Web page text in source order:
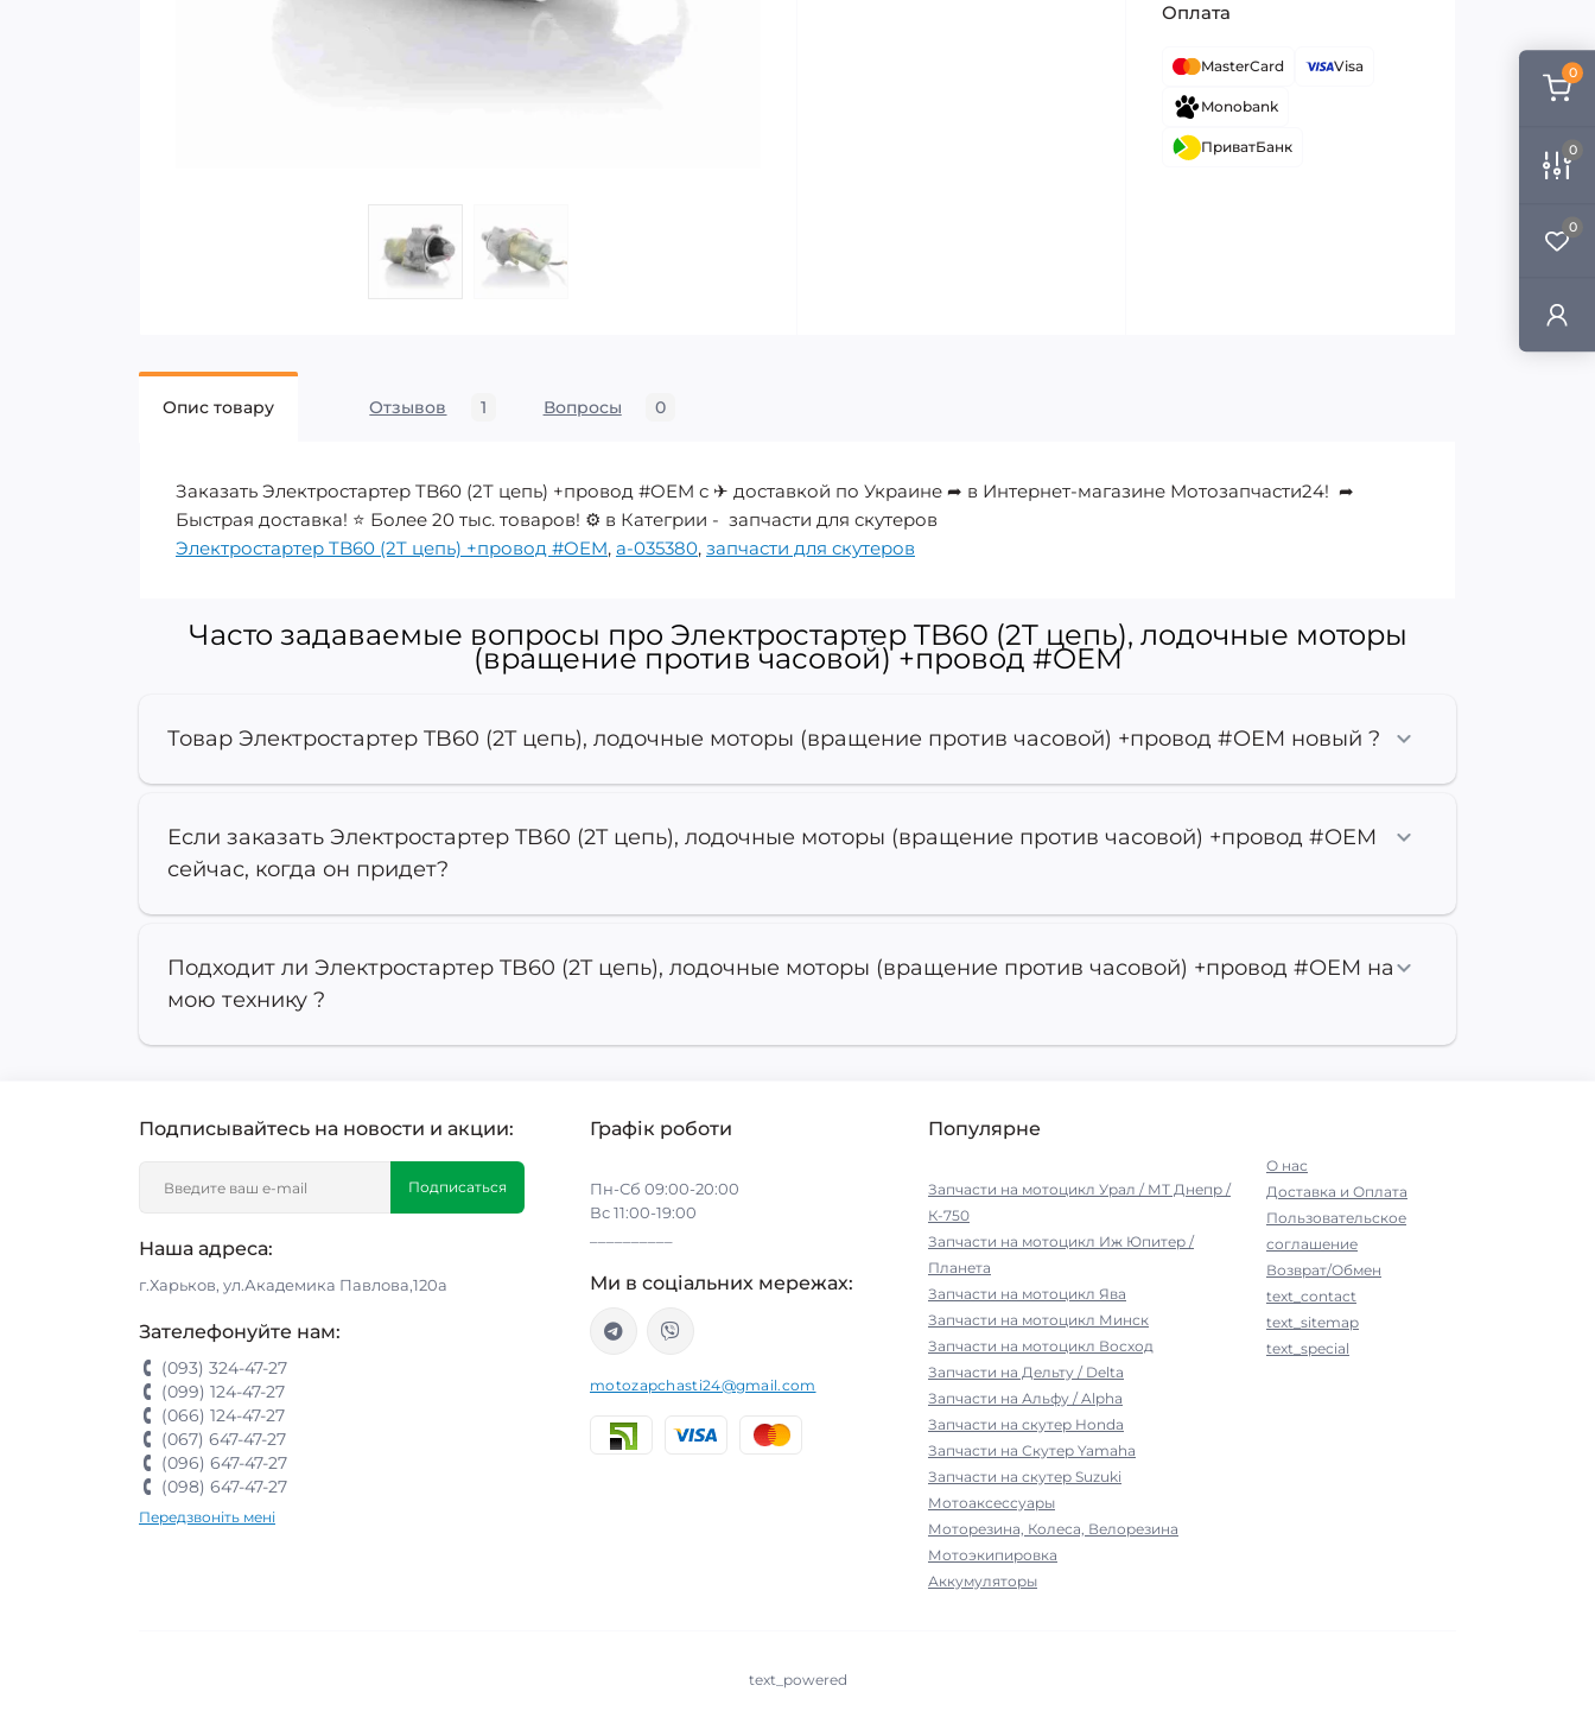
0
0
0
Оплата
MasterCard Visa
Monobank
ПриватБанк
Опис товару Отзывов 1 Вопросы 0
Заказать Электростартер TB60 (2T цепь) +провод #OEM с ✈ доставкой по Украине ➦ в Интернет-магазине Мотозапчасти24! ➦
Быстрая доставка! ⭐ Более 20 тыс. товаров! ⚙️ в Категрии - запчасти для скутеров
Электростартер TB60 (2T цепь) +провод #OEM, a-035380, запчасти для скутеров
Часто задаваемые вопросы про Электростартер TB60 (2T цепь), лодочные моторы
(вращение против часовой) +провод #OEM
Товар Электростартер TB60 (2T цепь), лодочные моторы (вращение против часовой) +провод #OEM новый ?
Если заказать Электростартер TB60 (2T цепь), лодочные моторы (вращение против часовой) +провод #OEM
сейчас, когда он придет?
Подходит ли Электростартер TB60 (2T цепь), лодочные моторы (вращение против часовой) +провод #OEM на
мою технику ?
Подписывайтесь на новости и акции:
Подписаться
Наша адреса:
г.Харьков, ул.Академика Павлова,120а
Зателефонуйте нам:
(093) 324-47-27
(099) 124-47-27
(066) 124-47-27
(067) 647-47-27
(096) 647-47-27
(098) 647-47-27
Передзвоніть мені
Графік роботи
Пн-Сб 09:00-20:00
Вс 11:00-19:00
Ми в соціальних мережах:
motozapchasti24@gmail.com
Популярне
Запчасти на мотоцикл Урал / МТ Днепр /
К-750
Запчасти на мотоцикл Иж Юпитер /
Планета
Запчасти на мотоцикл Ява
Запчасти на мотоцикл Минск
Запчасти на мотоцикл Восход
Запчасти на Дельту / Delta
Запчасти на Альфу / Alpha
Запчасти на скутер Honda
Запчасти на Скутер Yamaha
Запчасти на скутер Suzuki
Мотоаксессуары
Моторезина, Колеса, Велорезина
Мотоэкипировка
Аккумуляторы
О нас
Доставка и Оплата
Пользовательское
соглашение
Возврат/Обмен
text_contact
text_sitemap
text_special
text_powered